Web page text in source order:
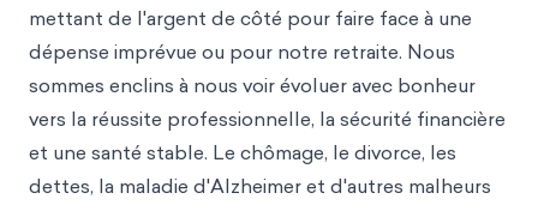
mettant de l'argent de côté pour faire face à une
dépense imprévue ou pour notre retraite. Nous
sommes enclins à nous voir évoluer avec bonheur
vers la réussite professionnelle, la sécurité financière
et une santé stable. Le chômage, le divorce, les
dettes, la maladie d'Alzheimer et d'autres malheurs